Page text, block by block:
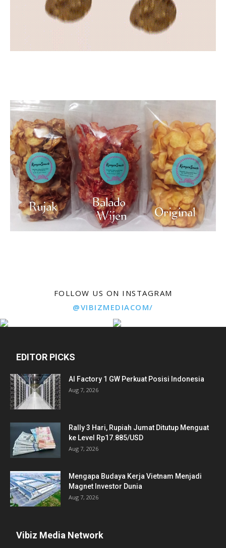
FOLLOW US ON INSTAGRAM
@VIBIZMEDIACOM/
EDITOR PICKS
AI Factory 1 GW Perkuat Posisi Indonesia
Aug 7, 2026
Rally 3 Hari, Rupiah Jumat Ditutup Menguat
ke Level Rp17.885/USD
Aug 7, 2026
Mengapa Budaya Kerja Vietnam Menjadi
Magnet Investor Dunia
Aug 7, 2026
Vibiz Media Network